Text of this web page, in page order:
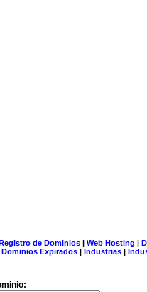
de Dominios| Web Hosting |
Dominios Expirados | Industrias |